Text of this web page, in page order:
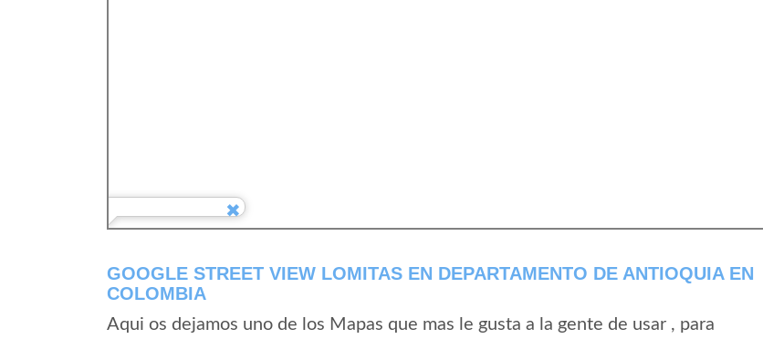
GOOGLE STREET VIEW LOMITAS EN DEPARTAMENTO DE ANTIOQUIA EN
COLOMBIA
Aqui os dejamos uno de los Mapas que mas le gusta a la gente de usar , para